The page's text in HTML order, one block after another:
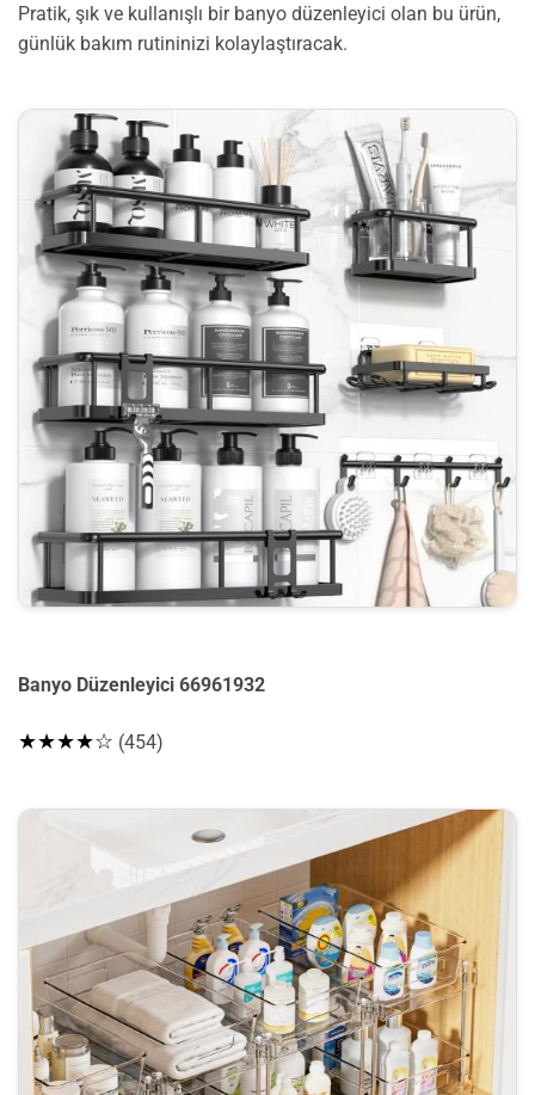
Pratik, şık ve kullanışlı bir banyo düzenleyici olan bu ürün,
günlük bakım rutininizi kolaylaştıracak.
Banyo Düzenleyici 66961932
★★★★☆ (454)